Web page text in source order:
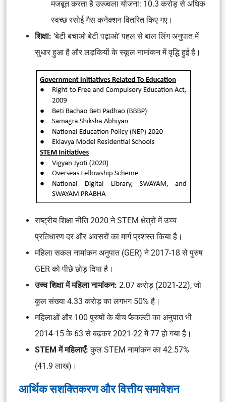
मजबूत करता है उज्ज्वला योजना: 10.3 करोड़ से अधिक
स्वच्छ रसोई गैस कनेक्शन वितरित किए गए।
शिक्षा: ‘बेटी बचाओ बेटी पढ़ाओ’ पहल से बाल लिंग अनुपात में
सुधार हुआ है और लड़कियों के स्कूल नामांकन में वृद्धि हुई है।
राष्ट्रीय शिक्षा नीति 2020 ने STEM क्षेत्रों में उच्च
प्रतिधारण दर और अवसरों का मार्ग प्रशस्त किया है।
महिला सकल नामांकन अनुपात (GER) ने 2017-18 से पुरुष
GER को पीछे छोड़ दिया है।
उच्च शिक्षा में महिला नामांकन: 2.07 करोड़ (2021-22), जो
कुल संख्या 4.33 करोड़ का लगभग 50% है।
महिलाओं और 100 पुरुषों के बीच फैकल्टी का अनुपात भी
2014-15 के 63 से बढ़कर 2021-22 में 77 हो गया है।
STEM में महिलाएँ: कुल STEM नामांकन का 42.57%
(41.9 लाख)।
आर्थिक सशक्तिकरण और वित्तीय समावेशन